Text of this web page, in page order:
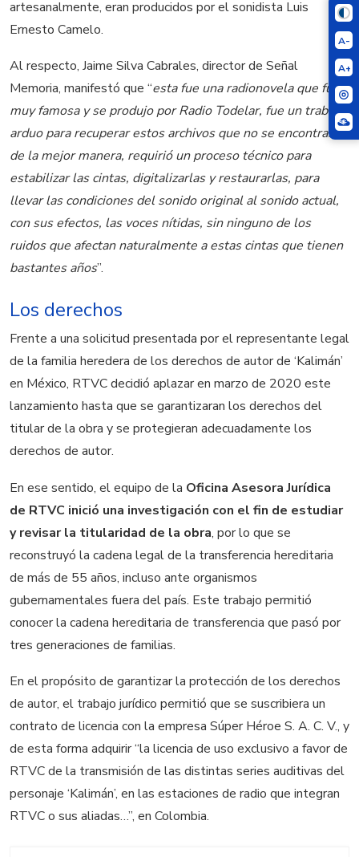
A-
A+
artesanalmente, eran producidos por el sonidista Luis
Ernesto Camelo.
Al respecto, Jaime Silva Cabrales, director de Señal
Memoria, manifestó que “esta fue una radionovela que fue
muy famosa y se produjo por Radio Todelar, fue un trabajo
arduo para recuperar estos archivos que no se encontraban
de la mejor manera, requirió un proceso técnico para
estabilizar las cintas, digitalizarlas y restaurarlas, para
llevar las condiciones del sonido original al sonido actual,
con sus efectos, las voces nítidas, sin ninguno de los
ruidos que afectan naturalmente a estas cintas que tienen
bastantes años”.
Los derechos
Frente a una solicitud presentada por el representante legal
de la familia heredera de los derechos de autor de ‘Kalimán’
en México, RTVC decidió aplazar en marzo de 2020 este
lanzamiento hasta que se garantizaran los derechos del
titular de la obra y se protegieran adecuadamente los
derechos de autor.
En ese sentido, el equipo de la Oficina Asesora Jurídica
de RTVC inició una investigación con el fin de estudiar
y revisar la titularidad de la obra, por lo que se
reconstruyó la cadena legal de la transferencia hereditaria
de más de 55 años, incluso ante organismos
gubernamentales fuera del país. Este trabajo permitió
conocer la cadena hereditaria de transferencia que pasó por
tres generaciones de familias.
En el propósito de garantizar la protección de los derechos
de autor, el trabajo jurídico permitió que se suscribiera un
contrato de licencia con la empresa Súper Héroe S. A. C. V., y
de esta forma adquirir “la licencia de uso exclusivo a favor de
RTVC de la transmisión de las distintas series auditivas del
personaje ‘Kalimán’, en las estaciones de radio que integran
RTVC o sus aliadas…”, en Colombia.